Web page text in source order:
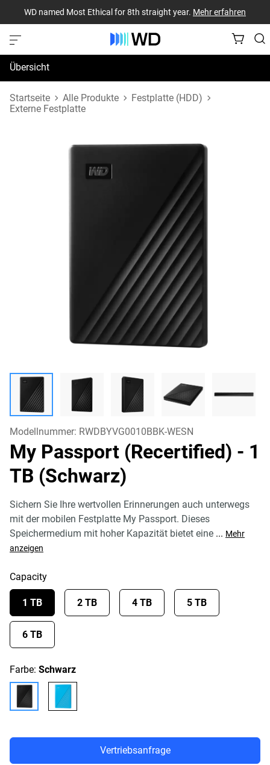
WD named Most Ethical for 8th straight year. Mehr erfahren
Übersicht
Technische Daten
Startseite Alle Produkte
Festplatte (HDD)
Externe Festplatte
Modellnummer: RWDBYVG0010BBK-WESN
My Passport (Recertified) - 1
TB (Schwarz)
Sichern Sie Ihre wertvollen Erinnerungen auch unterwegs
mit der mobilen Festplatte My Passport. Dieses
Speichermedium mit hoher Kapazität bietet eine ... Mehr
anzeigen
Capacity
1 TB 2 TB 4 TB 5 TB
6 TB
Farbe: Schwarz
Vertriebsanfrage